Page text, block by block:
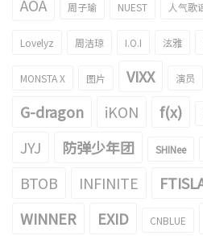
AOA 周子瑜 NUEST 人气歌
Lovelyz 周洁琼 I.O.I 泫雅
MONSTA X 图片 VIXX 演员
G-dragon iKON f(x)
JYJ 防弹少年团 SHINee
BTOB INFINITE
WINNER
EXID CNBLUE